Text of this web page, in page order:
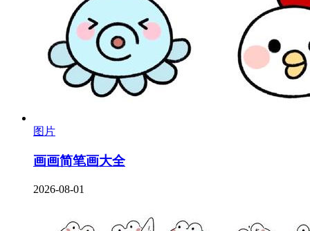
图片
画画简笔画大全
2026-08-01